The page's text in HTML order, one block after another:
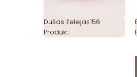
Dušas želejas156
Produkti